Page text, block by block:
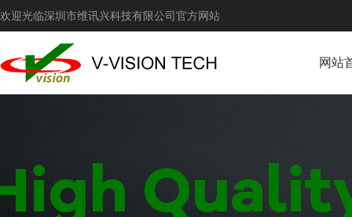
欢迎光临深圳市维讯兴科技有限公司官方网站
网站